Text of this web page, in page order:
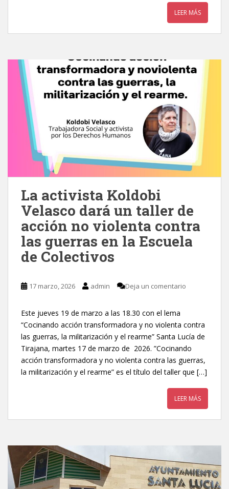
LEER MÁS
La activista Koldobi
Velasco dará un taller de
acción no violenta contra
las guerras en la Escuela
de Colectivos
17 marzo, 2026 admin Deja un comentario
Este jueves 19 de marzo a las 18.30 con el lema
“Cocinando acción transformadora y no violenta contra
las guerras, la militarización y el rearme” Santa Lucía de
Tirajana, martes 17 de marzo de 2026. ”Cocinando
acción transformadora y no violenta contra las guerras,
la militarización y el rearme” es el título del taller que […]
LEER MÁS